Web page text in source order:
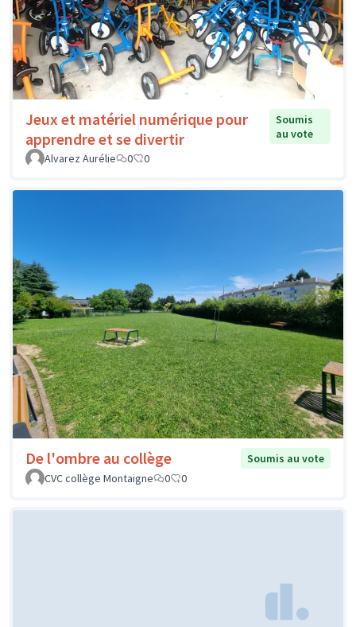
Jeux et matériel numérique pour
apprendre et se divertir
Soumis
au vote
Alvarez Aurélie
0 0
De l'ombre au collège
Soumis au vote
CVC collège Montaigne
0 0